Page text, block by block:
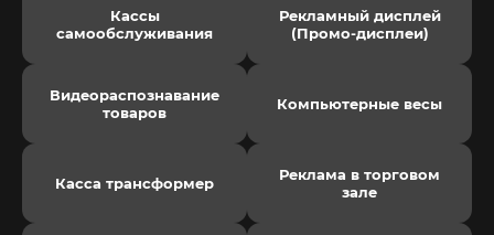
Кассы
самообслуживания
Рекламный дисплей
(Промо-дисплеи)
Видеораспознавание
товаров
Компьютерные весы
Касса трансформер
Реклама в торговом
зале